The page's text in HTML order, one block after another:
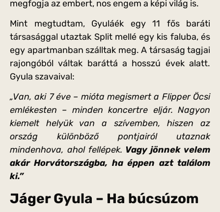
megfogja az embert, nos engem a képi világ is.
Mint megtudtam, Gyuláék egy 11 fős baráti
társasággal utaztak Split mellé egy kis faluba, és
egy apartmanban szálltak meg. A társaság tagjai
rajongóból váltak baráttá a hosszú évek alatt.
Gyula szavaival:
„Van, aki 7 éve – mióta megismert a Flipper Öcsi
emlékesten – minden koncertre eljár. Nagyon
kiemelt helyük van a szívemben, hiszen az
ország különböző pontjairól utaznak
mindenhova, ahol fellépek. Vagy jönnek velem
akár Horvátországba, ha éppen azt találom
ki.”
Jáger Gyula – Ha búcsúzom